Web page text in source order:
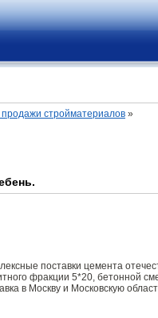
стройматериалов »
поставки цемента
фракции 5*20, бетонной
в Москву и Московскую